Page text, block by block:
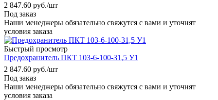
2 847.60 руб./шт
Под заказ
Наши менеджеры обязательно свяжутся с вами и уточнят
условия заказа
Быстрый просмотр
Предохранитель ПКТ 103-6-100-31,5 У1
2 847.60 руб./шт
Под заказ
Наши менеджеры обязательно свяжутся с вами и уточнят
условия заказа